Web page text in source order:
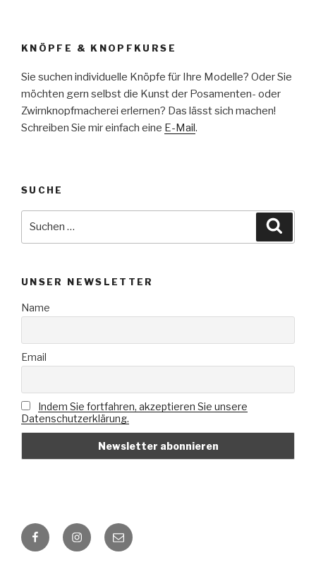
KNÖPFE & KNOPFKURSE
Sie suchen individuelle Knöpfe für Ihre Modelle? Oder Sie
möchten gern selbst die Kunst der Posamenten- oder
Zwirnknopfmacherei erlernen? Das lässt sich machen!
Schreiben Sie mir einfach eine E-Mail.
SUCHE
UNSER NEWSLETTER
Name
Email
Indem Sie fortfahren, akzeptieren Sie unsere
Datenschutzerklärung.
FacebookInstagram
E-
Mail